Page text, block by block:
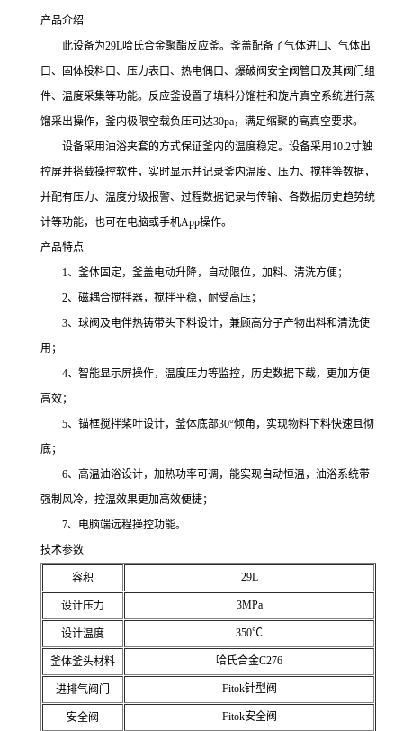
产品介绍
此设备为29L哈氏合金聚酯反应釜。釜盖配备了气体进口、气体出
口、固体投料口、压力表口、热电偶口、爆破阀安全阀管口及其阀门组
件、温度采集等功能。反应釜设置了填料分馏柱和旋片真空系统进行蒸
馏采出操作，釜内极限空载负压可达30pa，满足缩聚的高真空要求。
设备采用油浴夹套的方式保证釜内的温度稳定。设备采用10.2寸触
控屏并搭载操控软件，实时显示并记录釜内温度、压力、搅拌等数据，
并配有压力、温度分级报警、过程数据记录与传输、各数据历史趋势统
计等功能，也可在电脑或手机App操作。
产品特点
1、釜体固定，釜盖电动升降，自动限位，加料、清洗方便；
2、磁耦合搅拌器，搅拌平稳，耐受高压；
3、球阀及电伴热铸带头下料设计，兼顾高分子产物出料和清洗使
用；
4、智能显示屏操作，温度压力等监控，历史数据下载，更加方便
高效；
5、锚框搅拌桨叶设计，釜体底部30°倾角，实现物料下料快速且彻
底；
6、高温油浴设计，加热功率可调，能实现自动恒温，油浴系统带
强制风冷，控温效果更加高效便捷；
7、电脑端远程操控功能。
技术参数
容积 29L
设计压力 3MPa
设计温度 350℃
釜体釜头材料 哈氏合金C276
进排气阀门 Fitok针型阀
安全阀 Fitok安全阀